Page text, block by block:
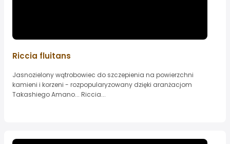
Riccia fluitans
Jasnozielony wątrobowiec do szczepienia na powierzchni
kamieni i korzeni - rozpopularyzowany dzięki aranżacjom
Takashiego Amano... Riccia...